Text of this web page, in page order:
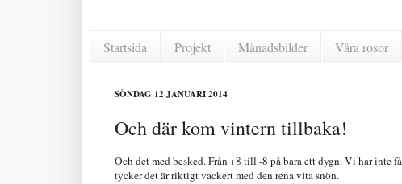
Startsida Projekt Månadsbilder Våra rosor
SÖNDAG 12 JANUARI 2014
Och där kom vintern tillbaka!
Och det med besked. Från +8 till -8 på bara ett dygn. Vi har inte
tycker det är riktigt vackert med den rena vita snön.